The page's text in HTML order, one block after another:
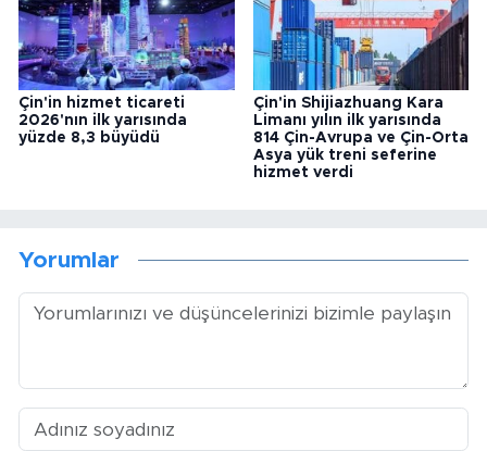
Çin'in hizmet ticareti
2026'nın ilk yarısında
yüzde 8,3 büyüdü
Çin'in Shijiazhuang Kara
Limanı yılın ilk yarısında
814 Çin-Avrupa ve Çin-Orta
Asya yük treni seferine
hizmet verdi
Yorumlar